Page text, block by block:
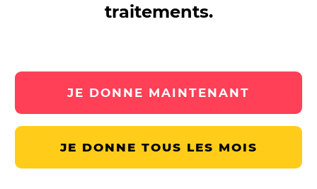
traitements.
JE DONNE MAINTENANT
JE DONNE TOUS LES MOIS